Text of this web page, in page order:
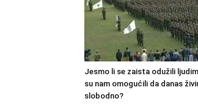
Jesmo li se zaista odužili
su nam omogućili da danas
slobodno?